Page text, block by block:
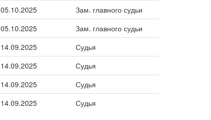
05.10.2025
Зам. главного судьи
05.10.2025
Зам. главного судьи
14.09.2025
Судья
14.09.2025
Судья
14.09.2025
Судья
14.09.2025 Судья